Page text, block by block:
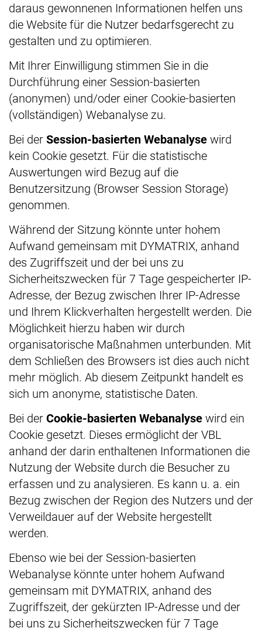
daraus gewonnenen Informationen helfen uns
die Website für die Nutzer bedarfsgerecht zu
gestalten und zu optimieren.
Mit Ihrer Einwilligung stimmen Sie in die
Durchführung einer Session-basierten
(anonymen) und/oder einer Cookie-basierten
(vollständigen) Webanalyse zu.
Bei der Session-basierten Webanalyse wird
kein Cookie gesetzt. Für die statistische
Auswertungen wird Bezug auf die
Benutzersitzung (Browser Session Storage)
genommen.
Während der Sitzung könnte unter hohem
Aufwand gemeinsam mit DYMATRIX, anhand
des Zugriffszeit und der bei uns zu
Sicherheitszwecken für 7 Tage gespeicherter IP-
Adresse, der Bezug zwischen Ihrer IP-Adresse
und Ihrem Klickverhalten hergestellt werden. Die
Möglichkeit hierzu haben wir durch
organisatorische Maßnahmen unterbunden. Mit
dem Schließen des Browsers ist dies auch nicht
mehr möglich. Ab diesem Zeitpunkt handelt es
sich um anonyme, statistische Daten.
Bei der Cookie-basierten Webanalyse wird ein
Cookie gesetzt. Dieses ermöglicht der VBL
anhand der darin enthaltenen Informationen die
Nutzung der Website durch die Besucher zu
erfassen und zu analysieren. Es kann u. a. ein
Bezug zwischen der Region des Nutzers und der
Verweildauer auf der Website hergestellt
werden.
Ebenso wie bei der Session-basierten
Webanalyse könnte unter hohem Aufwand
gemeinsam mit DYMATRIX, anhand des
Zugriffszeit, der gekürzten IP-Adresse und der
bei uns zu Sicherheitszwecken für 7 Tage